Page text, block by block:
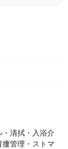
清拭・入浴介
管理・ストマ